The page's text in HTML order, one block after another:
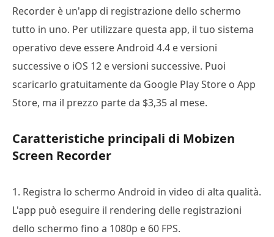
Recorder è un'app di registrazione dello schermo
tutto in uno. Per utilizzare questa app, il tuo sistema
operativo deve essere Android 4.4 e versioni
successive o iOS 12 e versioni successive. Puoi
scaricarlo gratuitamente da Google Play Store o App
Store, ma il prezzo parte da $3,35 al mese.
Caratteristiche principali di Mobizen
Screen Recorder
1. Registra lo schermo Android in video di alta qualità.
L'app può eseguire il rendering delle registrazioni
dello schermo fino a 1080p e 60 FPS.